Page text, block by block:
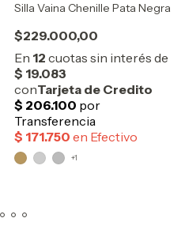
Silla Vaina Chenille Pata Negra
$229.000,00
+1